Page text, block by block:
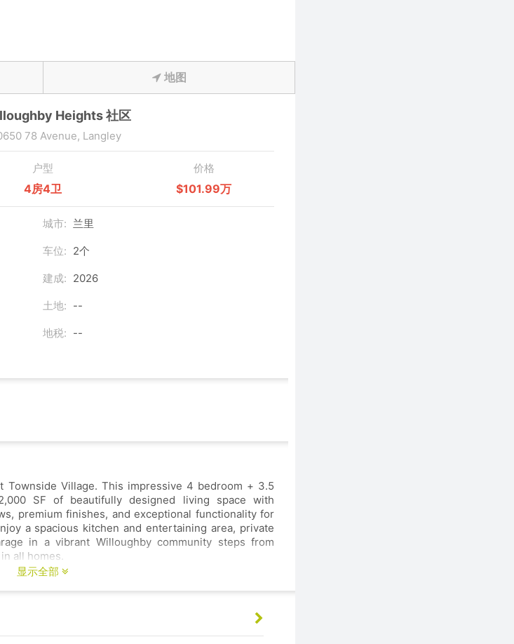
地图
Heights社区
78 Avenue, Langley
户型
4房4卫
价格
$101.99万
城市: 兰里
车位: 2个
建成: 2026
土地: --
地税: --
Townside Village. This impressive 4 bedroom + 3.5
SF of beautifully designed living space with
premium finishes, and exceptional functionality for
a spacious kitchen and entertaining area, private
in a vibrant Willoughby community steps from
all homes.
显示全部